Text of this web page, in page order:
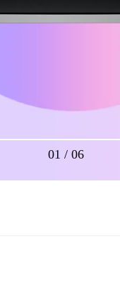
01 / 06